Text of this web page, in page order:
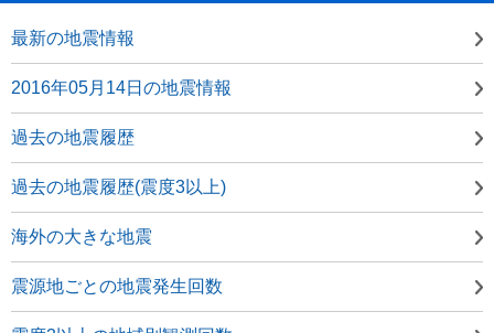
最新の地震情報
2016年05月14日の地震情報
過去の地震履歴
過去の地震履歴(震度3以上)
海外の大きな地震
震源地ごとの地震発生回数